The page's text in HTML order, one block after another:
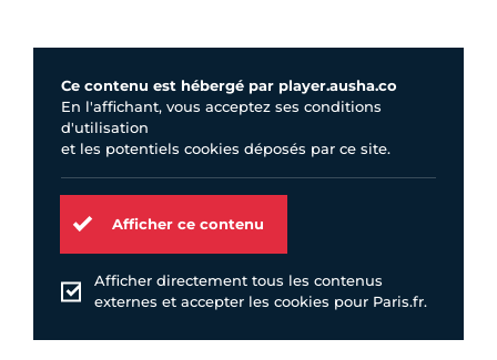
Ce contenu est hébergé par player.ausha.co
En l'affichant, vous acceptez ses conditions
d'utilisation
et les potentiels cookies déposés par ce site.
Afficher ce contenu
Afficher directement tous les contenus
externes et accepter les cookies pour Paris.fr.